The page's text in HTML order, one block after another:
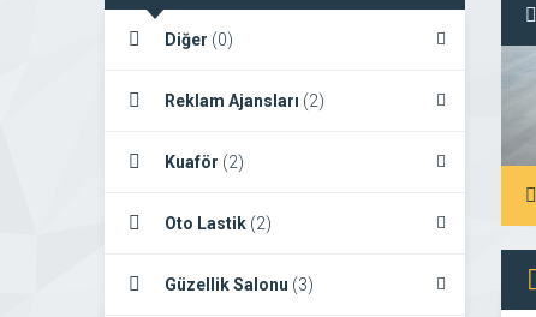
Diğer (0)
Reklam Ajansları (2)
Kuaför (2)
Oto Lastik (2)
Güzellik Salonu (3)